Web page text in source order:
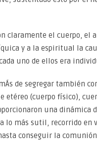
claramente el cuerpo,
y a la espiritual la
uno de ellos era
de segregar también
etéreo (cuerpo físico),
una dinámica
lo más sutil, recorrido en
conseguir la